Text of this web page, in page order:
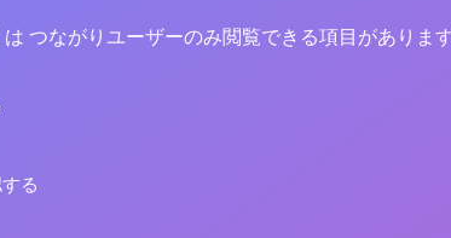
は つながりユーザーのみ閲覧できる項目がありま
る